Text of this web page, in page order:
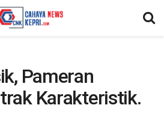
Pameran
Karakteristik.